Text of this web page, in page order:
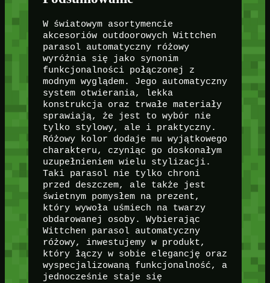
W światowym asortymencie
akcesoriów outdoorowych Wittchen
parasol automatyczny różowy
wyróżnia się jako synonim
funkcjonalności połączonej z
modnym wyglądem. Jego automatyczny
system otwierania, lekka
konstrukcja oraz trwałe materiały
sprawiają, że jest to wybór nie
tylko stylowy, ale i praktyczny.
Różowy kolor dodaje mu wyjątkowego
charakteru, czyniąc go doskonałym
uzupełnieniem wielu stylizacji.
Taki parasol nie tylko chroni
przed deszczem, ale także jest
świetnym pomysłem na prezent,
który wywoła uśmiech na twarzy
obdarowanej osoby. Wybierając
Wittchen parasol automatyczny
różowy, inwestujemy w produkt,
który łączy w sobie elegancję oraz
wyspecjalizowaną funkcjonalność, a
jednocześnie staje się